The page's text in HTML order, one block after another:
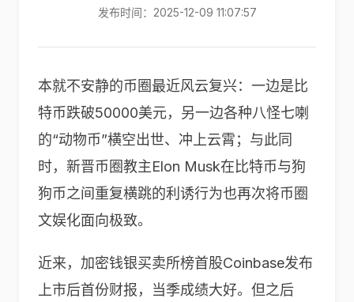
发布时间：2025-12-09 11:07:57
本就不安静的币圈最近风云复兴：一边是比
特币跌破50000美元，另一边各种八怪七喇
的“动物币”横空出世、冲上云霄；与此同
时，新晋币圈教主Elon Musk在比特币与狗
狗币之间重复横跳的利诱行为也再次将币圈
文娱化面向极致。
近来，加密钱银买卖所榜首股Coinbase发布
上市后首份财报，当季成绩大好。但之后